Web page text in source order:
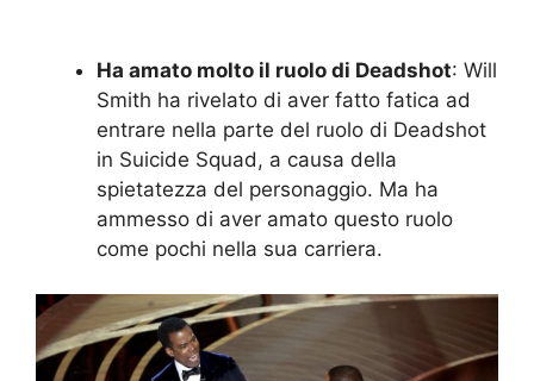
Ha amato molto il ruolo di Deadshot: Will
Smith ha rivelato di aver fatto fatica ad
entrare nella parte del ruolo di Deadshot
in Suicide Squad, a causa della
spietatezza del personaggio. Ma ha
ammesso di aver amato questo ruolo
come pochi nella sua carriera.